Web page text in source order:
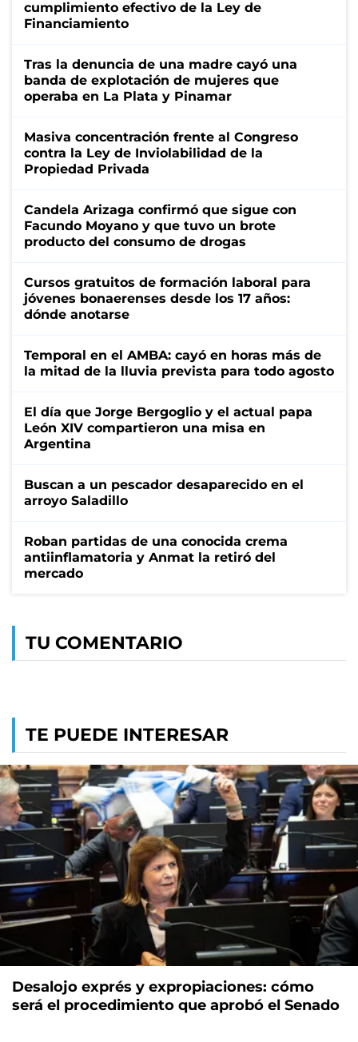
cumplimiento efectivo de la Ley de
Financiamiento
Tras la denuncia de una madre cayó una
banda de explotación de mujeres que
operaba en La Plata y Pinamar
Masiva concentración frente al Congreso
contra la Ley de Inviolabilidad de la
Propiedad Privada
Candela Arizaga confirmó que sigue con
Facundo Moyano y que tuvo un brote
producto del consumo de drogas
Cursos gratuitos de formación laboral para
jóvenes bonaerenses desde los 17 años:
dónde anotarse
Temporal en el AMBA: cayó en horas más de
la mitad de la lluvia prevista para todo agosto
El día que Jorge Bergoglio y el actual papa
León XIV compartieron una misa en
Argentina
Buscan a un pescador desaparecido en el
arroyo Saladillo
Roban partidas de una conocida crema
antiinflamatoria y Anmat la retiró del
mercado
TU COMENTARIO
TE PUEDE INTERESAR
Desalojo exprés y expropiaciones: cómo
será el procedimiento que aprobó el Senado